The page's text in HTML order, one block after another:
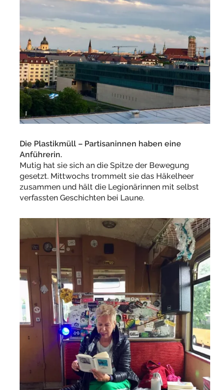
Die Plastikmüll – Partisaninnen haben eine
Anführerin.
Mutig hat sie sich an die Spitze der Bewegung
gesetzt. Mittwochs trommelt sie das Häkelheer
zusammen und hält die Legionärinnen mit selbst
verfassten Geschichten bei Laune.